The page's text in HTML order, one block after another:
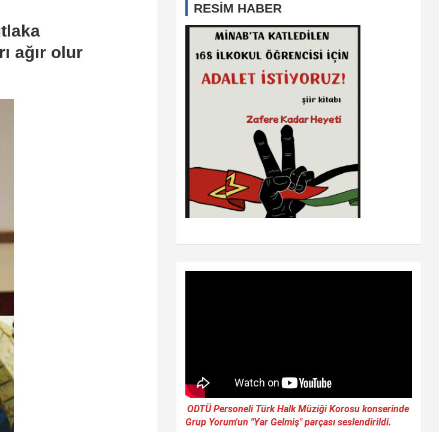
ağır olur
RESİM HABER
ODTÜ Personeli Türk Halk Müziği Korosu konserinde
Grup Yorum'un "Yar Gelmiş" parçası seslendirildi.